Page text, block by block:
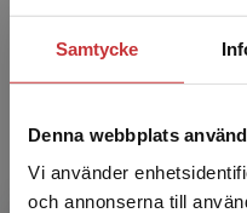
Samtycke
Denna webbplats
Vi använder
och annonserna till
Gröndahl, P - Nilsson, M
717 krinkl. moms
Exkl. moms: 676 kr